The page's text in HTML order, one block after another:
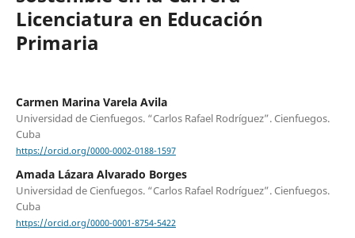
Licenciatura en Educación
Primaria
Carmen Marina Varela Avila
Universidad de Cienfuegos. “Carlos Rafael Rodríguez”. Cienfuegos.
Cuba
https://orcid.org/0000-0002-0188-1597
Amada Lázara Alvarado Borges
Universidad de Cienfuegos. “Carlos Rafael Rodríguez”. Cienfuegos.
Cuba
https://orcid.org/0000-0001-8754-5422